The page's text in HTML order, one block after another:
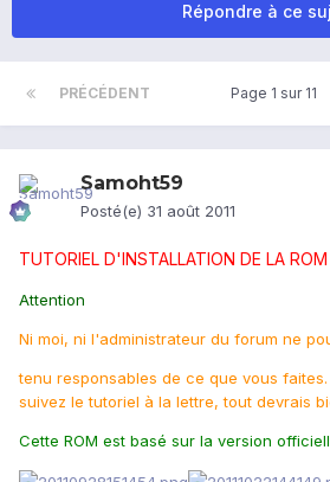
Répondre à ce
PRÉCÉDENT Page 1 sur 11
Samoht59
Posté(e) 31 août 2011
TUTORIEL D'INSTALLATION DE LA
Attention
Ni moi, ni l'administrateur du forum ne
tenu responsables de ce que vous
suivez le tutoriel à la lettre, tout devrais
Cette ROM est basé sur la version